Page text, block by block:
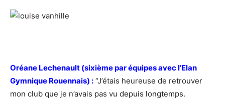
Oréane Lechenault (sixième par équipes avec l’Elan
Gymnique Rouennais) : “J’étais heureuse de retrouver
mon club que je n’avais pas vu depuis longtemps.